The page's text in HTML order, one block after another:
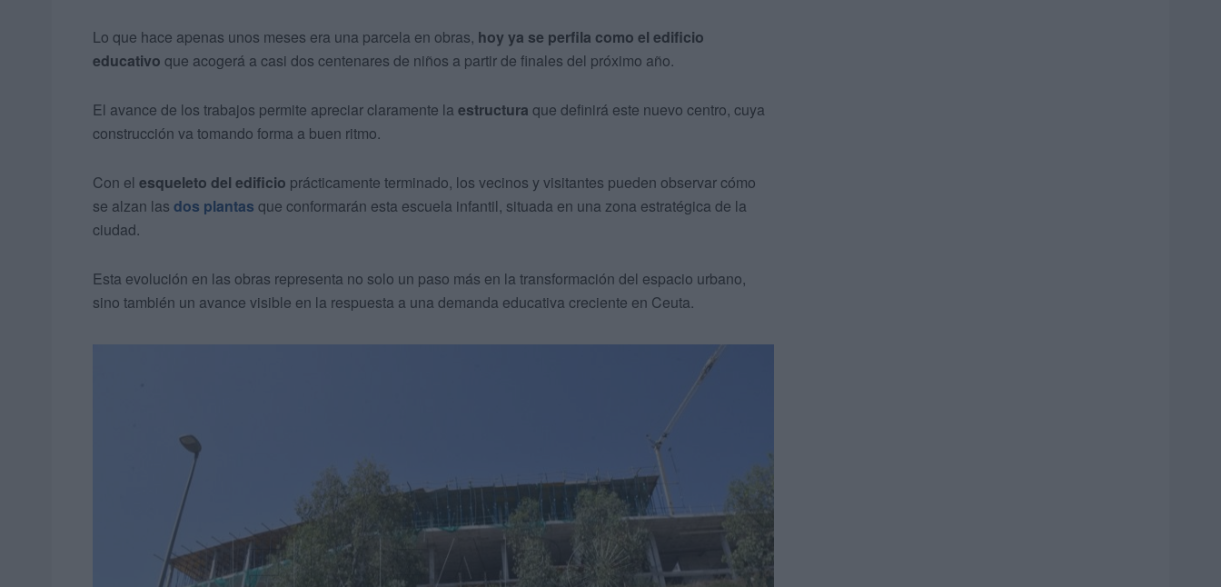
Lo que hace apenas unos meses era una parcela en obras, hoy ya se perfila como el edificio
educativo que acogerá a casi dos centenares de niños a partir de finales del próximo año.
El avance de los trabajos permite apreciar claramente la estructura que definirá este nuevo centro, cuya
construcción va tomando forma a buen ritmo.
Con el esqueleto del edificio prácticamente terminado, los vecinos y visitantes pueden observar cómo
se alzan las dos plantas que conformarán esta escuela infantil, situada en una zona estratégica de la
ciudad.
Esta evolución en las obras representa no solo un paso más en la transformación del espacio urbano,
sino también un avance visible en la respuesta a una demanda educativa creciente en Ceuta.